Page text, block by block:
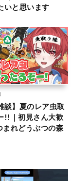
いと思います
談】夏のレア虫取
!!｜初見さん大歓
れどうぶつの森